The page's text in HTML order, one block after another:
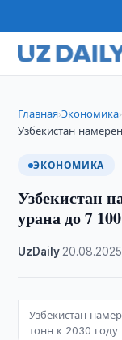
Главная›Экономика›
Узбекистан
ЭКОНОМИКА
Узбекистан
урана до 7
UzDaily 20.08.2025
Узбекистан
тонн к 2030 году